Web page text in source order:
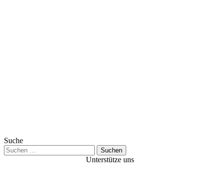
Suche
Suchen
nach:
Unterstütze uns